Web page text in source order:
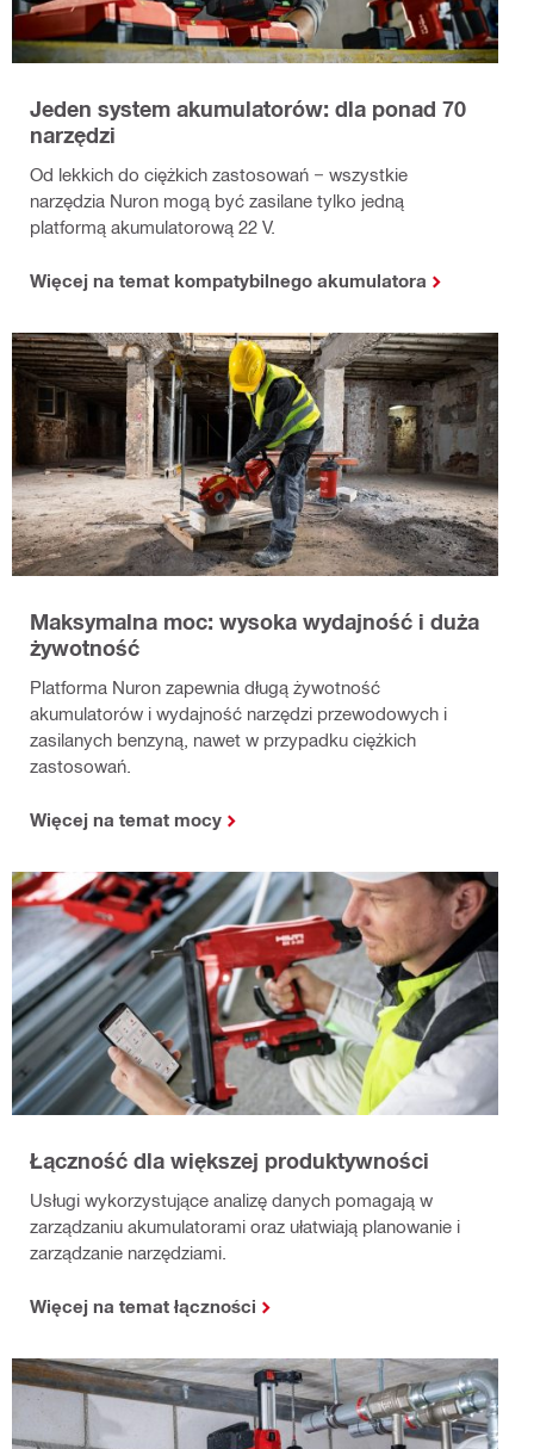
Jeden system akumulatorów: dla ponad 70
narzędzi
Od lekkich do ciężkich zastosowań − wszystkie
narzędzia Nuron mogą być zasilane tylko jedną
platformą akumulatorową 22 V.
Więcej na temat kompatybilnego akumulatora
Maksymalna moc: wysoka wydajność i duża
żywotność
Platforma Nuron zapewnia długą żywotność
akumulatorów i wydajność narzędzi przewodowych i
zasilanych benzyną, nawet w przypadku ciężkich
zastosowań.
Więcej na temat mocy
Łączność dla większej produktywności
Usługi wykorzystujące analizę danych pomagają w
zarządzaniu akumulatorami oraz ułatwiają planowanie i
zarządzanie narzędziami.
Więcej na temat łączności